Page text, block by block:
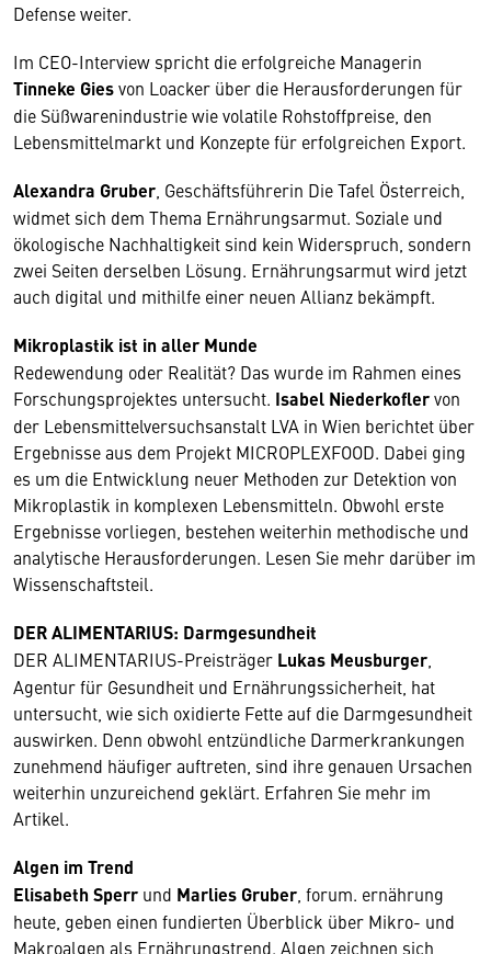
Defense weiter.
Im CEO-Interview spricht die erfolgreiche Managerin
Tinneke Giesvon Loacker über die Herausforderungen für
die Süßwarenindustrie wie volatile Rohstoffpreise, den
Lebensmittelmarkt und Konzepte für erfolgreichen Export.
Alexandra Gruber , Geschäftsführerin Die Tafel Österreich,
widmet sich dem Thema Ernährungsarmut. Soziale und
ökologische Nachhaltigkeit sind kein Widerspruch, sondern
zwei Seiten derselben Lösung. Ernährungsarmut wird jetzt
auch digital und mithilfe einer neuen Allianz bekämpft.
Mikroplastik ist in aller Munde
Redewendung oder Realität? Das wurde im Rahmen eines
Forschungsprojektes untersucht. Isabel Niederkoflervon
der Lebensmittelversuchsanstalt LVA in Wien berichtet über
Ergebnisse aus dem Projekt MICROPLEXFOOD. Dabei ging
es um die Entwicklung neuer Methoden zur Detektion von
Mikroplastik in komplexen Lebensmitteln. Obwohl erste
Ergebnisse vorliegen, bestehen weiterhin methodische und
analytische Herausforderungen. Lesen Sie mehr darüber im
Wissenschaftsteil.
DER ALIMENTARIUS: Darmgesundheit
DER ALIMENTARIUS-Preisträger Lukas Meusburger
Agentur für Gesundheit und Ernährungssicherheit, hat
untersucht, wie sich oxidierte Fette auf die Darmgesundheit
auswirken. Denn obwohl entzündliche Darmerkrankungen
zunehmend häufiger auftreten, sind ihre genauen Ursachen
weiterhin unzureichend geklärt. Erfahren Sie mehr im
Artikel.
Algen im Trend
Elisabeth Sperr und Marlies Gruber , forum. ernährung
heute, geben einen fundierten Überblick über Mikro- und
Makroalgen als Ernährungstrend. Algen zeichnen sich